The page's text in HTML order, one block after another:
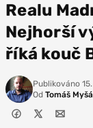
Realu
Nejhorší
říká kouč
Publikováno
Od Tomáš